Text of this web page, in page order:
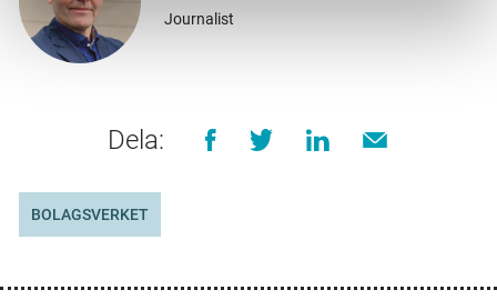
Journalist
Dela:
BOLAGSVERKET